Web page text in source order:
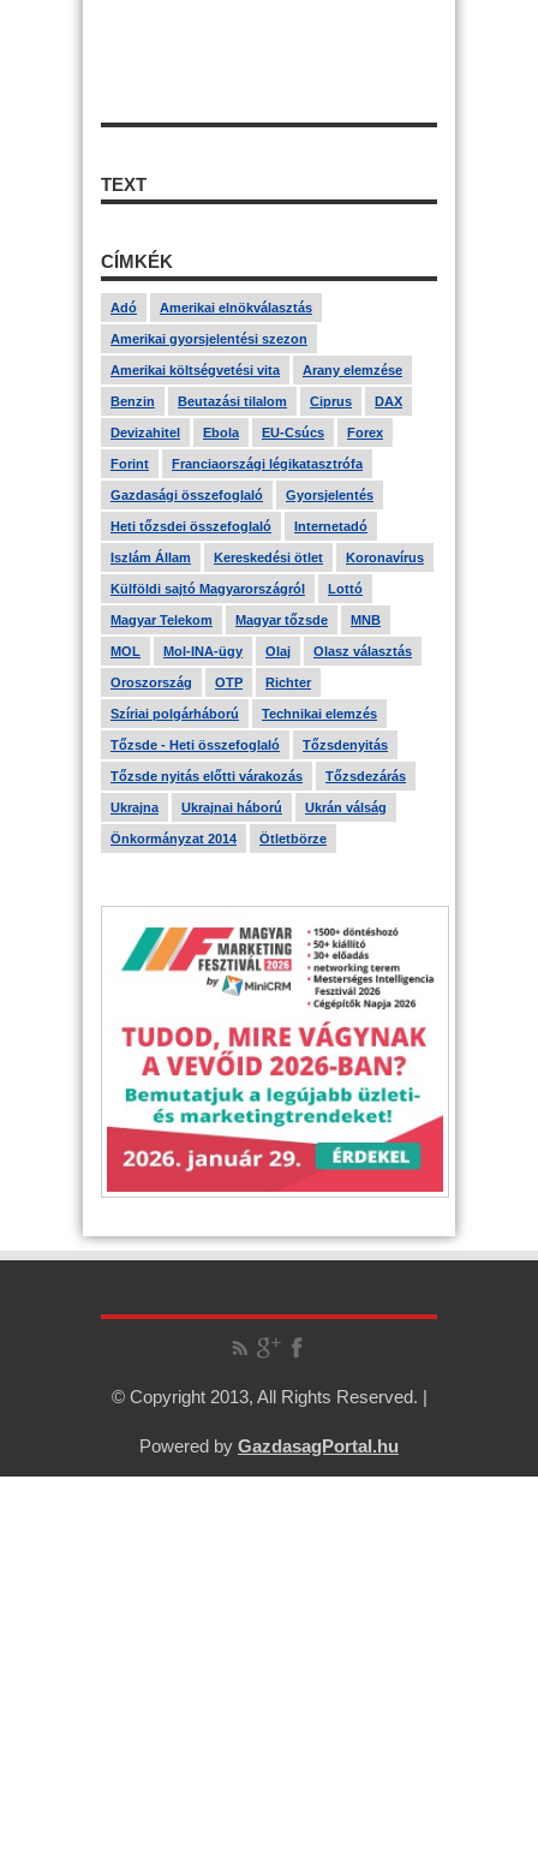
TEXT
CÍMKÉK
Adó Amerikai elnökválasztás
Amerikai gyorsjelentési szezon
Amerikai költségvetési vita Arany elemzése
Benzin Beutazási tilalom Ciprus DAX
Devizahitel Ebola EU-Csúcs Forex
Forint Franciaországi légikatasztrófa
Gazdasági összefoglaló Gyorsjelentés
Heti tőzsdei összefoglaló Internetadó
Iszlám Állam Kereskedési ötlet Koronavírus
Külföldi sajtó Magyarországról Lottó
Magyar Telekom Magyar tőzsde MNB
MOL Mol-INA-ügy Olaj Olasz választás
Oroszország OTP Richter
Szíriai polgárháború Technikai elemzés
Tőzsde - Heti összefoglaló Tőzsdenyitás
Tőzsde nyitás előtti várakozás Tőzsdezárás
Ukrajna Ukrajnai háború Ukrán válság
Önkormányzat 2014 Ötletbörze
© Copyright 2013, All Rights Reserved. |
Powered by GazdasagPortal.hu